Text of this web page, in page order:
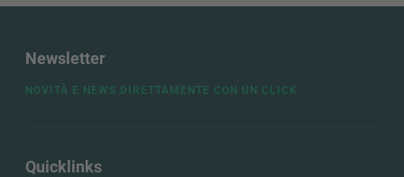
Quicklinks
Newsletter
NOVITÀ E NEWS DIRETTAMENTE CON UN CLICK